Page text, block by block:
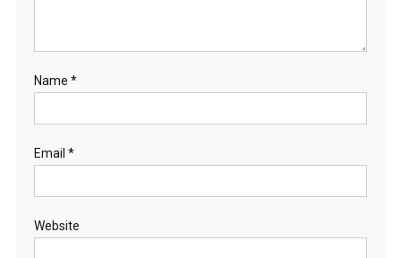
Name *
Email *
Website